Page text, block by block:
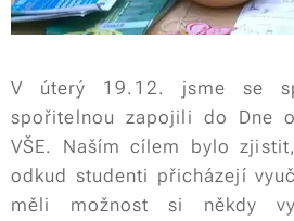
V úterý 19.12. jsme se
spořitelnou zapojili do Dne
VŠE. Naším cílem bylo
odkud studenti přicházejí
měli možnost si někdy